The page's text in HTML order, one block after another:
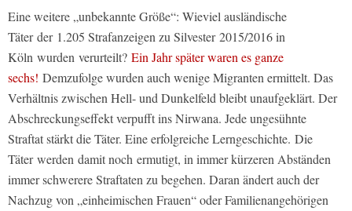
Eine weitere „unbekannte Größe“: Wieviel ausländische
Täter der 1.205 Strafanzeigen zu Silvester 2015/2016 in
Köln wurden verurteilt? Ein Jahr später waren es ganze
sechs! Demzufolge wurden auch wenige Migranten ermittelt. Das
Verhältnis zwischen Hell- und Dunkelfeld bleibt unaufgeklärt. Der
Abschreckungseffekt verpufft ins Nirwana. Jede ungesühnte
Straftat stärkt die Täter. Eine erfolgreiche Lerngeschichte. Die
Täter werden damit noch ermutigt, in immer kürzeren Abständen
immer schwerere Straftaten zu begehen. Daran ändert auch der
Nachzug von „einheimischen Frauen“ oder Familienangehörigen